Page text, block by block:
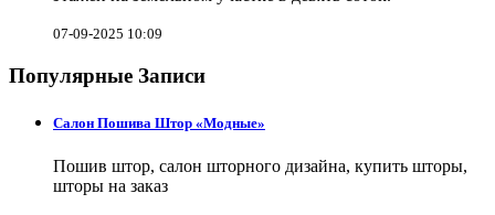
07-09-2025 10:09
Популярные Записи
Салон Пошива Штор «Модные»
Пошив штор, салон шторного дизайна, купить шторы,
шторы на заказ